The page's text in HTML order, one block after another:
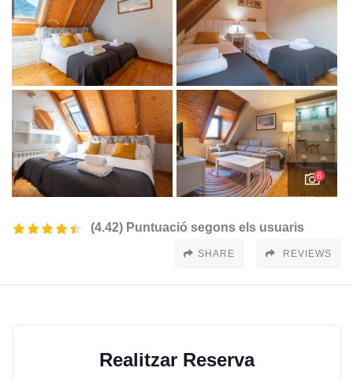
6
(4.42) Puntuació segons els usuaris
SHARE REVIEWS
Realitzar Reserva